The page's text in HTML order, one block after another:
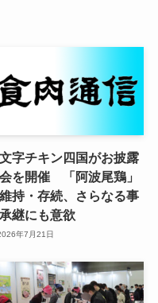
字チキン四国がお披露
を開催 「阿波尾鶏」
持・存続、さらなる事
継にも意欲
年7月21日